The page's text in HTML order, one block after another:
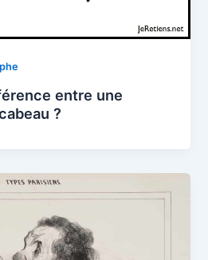
entre une
?